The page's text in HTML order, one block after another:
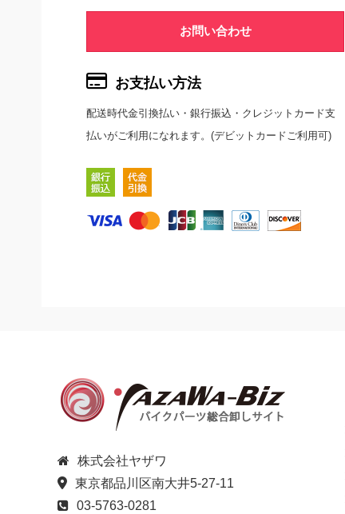
お問い合わせ
お支払い方法
配送時代金引換払い・銀行振込・クレジットカード支
払いがご利用になれます。(デビットカードご利用可)
株式会社ヤザワ
東京都品川区南大井5-27-11
03-5763-0281